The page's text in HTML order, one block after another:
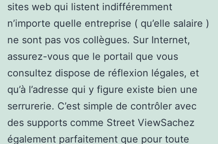
sites web qui listent indifféremment
n’importe quelle entreprise ( qu’elle salaire )
ne sont pas vos collègues. Sur Internet,
assurez-vous que le portail que vous
consultez dispose de réflexion légales, et
qu’à l’adresse qui y figure existe bien une
serrurerie. C’est simple de contrôler avec
des supports comme Street ViewSachez
également parfaitement que pour toute